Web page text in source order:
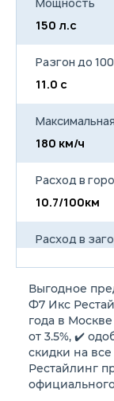
Мощность
150 л.с
Разгон до
11.0 с
180 км/ч
Расход в
10.7/100км
Расход в
Расход в
8.2/100км
Объем
56 л
Выгодное
Ф7 Икс
года в
от 3.5%, ✔️
скидки на
Рестайлинг